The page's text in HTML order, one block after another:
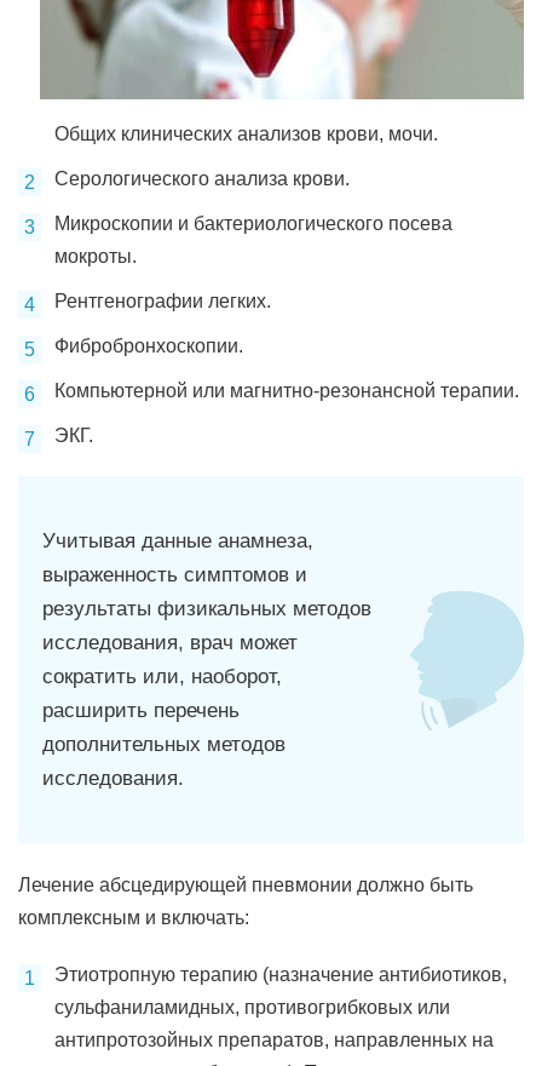
Общих клинических анализов крови, мочи.
Серологического анализа крови.
Микроскопии и бактериологического посева
мокроты.
Рентгенографии легких.
Фибробронхоскопии.
Компьютерной или магнитно-резонансной терапии.
ЭКГ.
Учитывая данные анамнеза,
выраженность симптомов и
результаты физикальных методов
исследования, врач может
сократить или, наоборот,
расширить перечень
дополнительных методов
исследования.
Лечение абсцедирующей пневмонии должно быть
комплексным и включать:
Этиотропную терапию (назначение антибиотиков,
сульфаниламидных, противогрибковых или
антипротозойных препаратов, направленных на